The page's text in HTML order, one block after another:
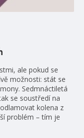
ale pokud se
možnosti: stát se
Sedmnáctiletá
se soustředí na
kolena z
problém – tím je